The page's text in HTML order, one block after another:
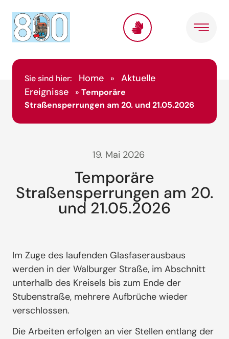
Sie sind hier: Home »
Aktuelle
Ereignisse
» Temporäre
Straßensperrungen am 20. und 21.05.2026
19. Mai 2026
Temporäre
Straßensperrungen am 20.
und 21.05.2026
Im Zuge des laufenden Glasfaserausbaus
werden in der Walburger Straße, im Abschnitt
unterhalb des Kreisels bis zum Ende der
Stubenstraße, mehrere Aufbrüche wieder
verschlossen.
Die Arbeiten erfolgen an vier Stellen entlang der